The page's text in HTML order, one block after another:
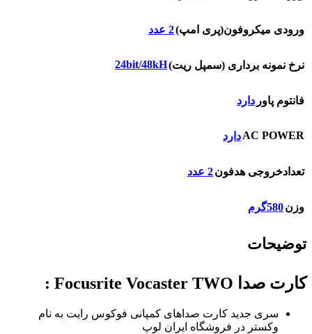
ورودی میکروفون(پری امپ)2 عدد
نرخ نمونه برداری (سمپل ریت)24bit/48kH
فانتوم پاور دارد
AC POWERدارد
تعدادخروجی هدفون2 عدد
وزن580گرم
توضیحات
کارت صدا Focusrite Vocaster TWO :
سری جدید کارت صداهای کمپانی فوکوس رایت به نام
وکستر در فروشگاه ایران لوپ